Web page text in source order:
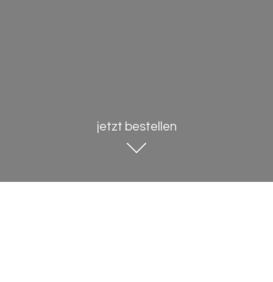
jetzt bestellen